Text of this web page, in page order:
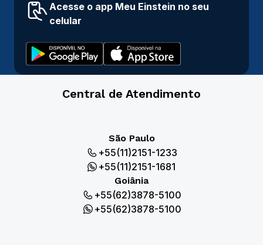
Acesse o app Meu Einstein no seu
celular
Central de Atendimento
São Paulo
+55(11)2151-1233
+55(11)2151-1681
Goiânia
+55(62)3878-5100
+55(62)3878-5100